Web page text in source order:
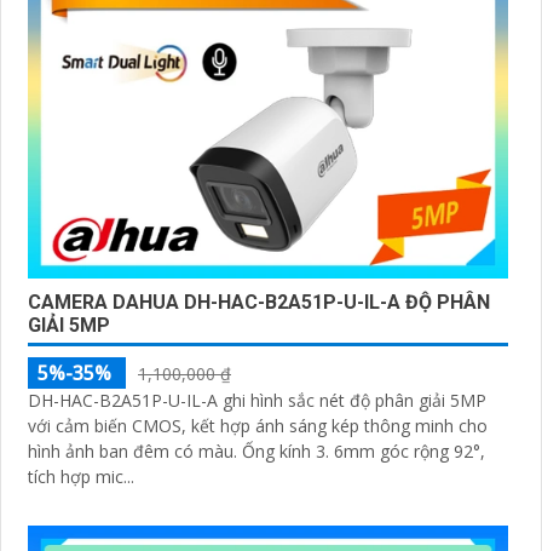
CAMERA DAHUA DH-HAC-B2A51P-U-IL-A ĐỘ PHÂN
GIẢI 5MP
5%-35%
1,100,000 ₫
DH-HAC-B2A51P-U-IL-A ghi hình sắc nét độ phân giải 5MP
với cảm biến CMOS, kết hợp ánh sáng kép thông minh cho
hình ảnh ban đêm có màu. Ống kính 3. 6mm góc rộng 92°,
tích hợp mic...